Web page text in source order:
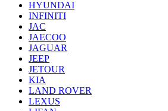
HYUNDAI
INFINITI
JAC
JAECOO
JAGUAR
JEEP
JETOUR
KIA
LAND ROVER
LEXUS